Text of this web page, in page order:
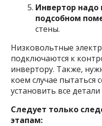
Инвертор надо
подсобном
стены.
Низковольтные
подключаются к
инвертору. Также,
коем случае пытаться
установить все
Следует только
этапам: